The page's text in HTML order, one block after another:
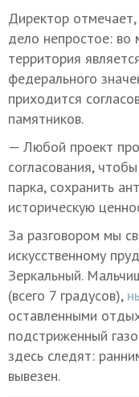
Директор
дело непростое: во
территория
федерального
приходится
памятников.
— Любой проект
согласования,
парка, сохранить
историческую
За разговором мы
искусственному
Зеркальный.
(всего 7 градусов),
оставленными
подстриженный
здесь следят:
вывезен.